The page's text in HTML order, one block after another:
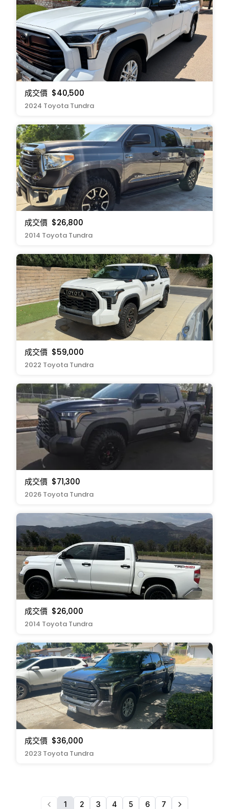
成交價 $40,500
2024 Toyota Tundra
成交價 $26,800
2014 Toyota Tundra
成交價 $59,000
2022 Toyota Tundra
成交價 $71,300
2026 Toyota Tundra
成交價 $26,000
2014 Toyota Tundra
成交價 $36,000
2023 Toyota Tundra
1 2 3 4 5 6 7